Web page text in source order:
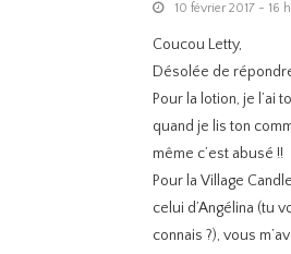
10 février 2017 - 16
Coucou Letty,
Désolée de
Pour la lotion, je l’ai
quand je lis ton
même c’est abusé !!
Pour la Village
celui d’Angélina (tu
connais ?), vous